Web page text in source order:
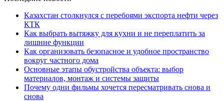
Казахстан столкнулся с перебоями экспорта нефти через
КТК
Как выбрать вытяжку для кухни и не переплатить за
лишние функции
Как организовать безопасное и удобное пространство
вокруг частного дома
Основные этапы обустройства объекта: выбор
материалов, монтаж и системы защиты
Почему одни фильмы хочется пересматривать снова и
снова